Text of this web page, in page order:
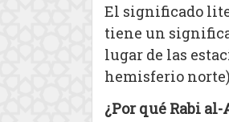
El significado
tiene un
lugar de las
hemisferio
¿Por qué Rabi